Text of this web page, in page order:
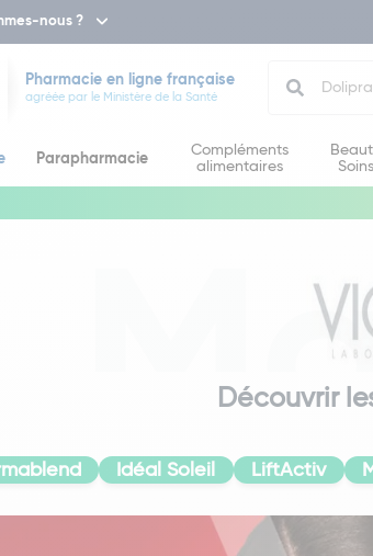
nous ?
Pharmacie en ligne française
agréée par le Ministère de la Santé
Parapharmacie
Compléments
alimentaires
Soins
Découvrir
Idéal Soleil LiftActiv